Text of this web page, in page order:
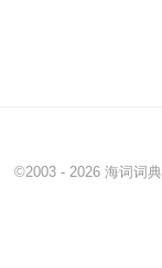
©2003 - 2026 海词词典